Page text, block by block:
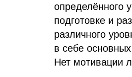
определённого
подготовке и
различного
в себе
Нет мотивации